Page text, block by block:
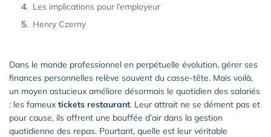
Les implications pour l’employeur
Henry Czerny
Dans le monde professionnel en perpétuelle évolution, gérer ses
finances personnelles relève souvent du casse-tête. Mais voilà,
un moyen astucieux améliore désormais le quotidien des salariés
: les fameux tickets restaurant. Leur attrait ne se dément pas et
pour cause, ils offrent une bouffée d’air dans la gestion
quotidienne des repas. Pourtant, quelle est leur véritable